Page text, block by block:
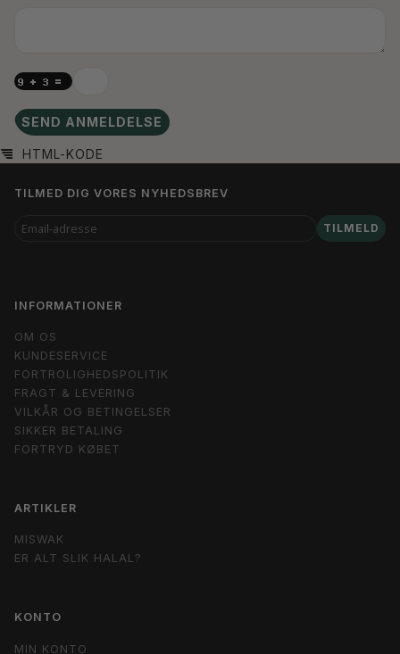
SEND ANMELDELSE
HTML-KODE
TILMED DIG VORES NYHEDSBREV
EMAIL-
ADRESSE
TILMELD
INFORMATIONER
OM OS
KUNDESERVICE
FORTROLIGHEDSPOLITIK
FRAGT & LEVERING
VILKÅR OG BETINGELSER
SIKKER BETALING
FORTRYD KØBET
ARTIKLER
MISWAK
ER ALT SLIK HALAL?
KONTO
MIN KONTO